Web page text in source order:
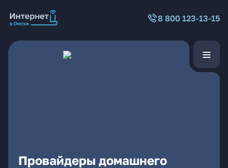
8 800 123-13-15
Провайдеры домашнего